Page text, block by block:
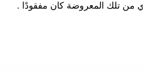
من تلك المعروضة كان مفقودًا .